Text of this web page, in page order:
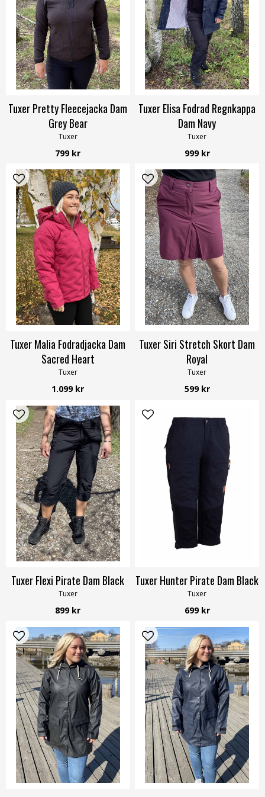
Tuxer Pretty Fleecejacka Dam
Grey Bear
Tuxer
799 kr
Tuxer Elisa Fodrad Regnkappa
Dam Navy
Tuxer
999 kr
Tuxer Malia Fodradjacka Dam
Sacred Heart
Tuxer
1.099 kr
Tuxer Siri Stretch Skort Dam
Royal
Tuxer
599 kr
Tuxer Flexi Pirate Dam Black
Tuxer
899 kr
Tuxer Hunter Pirate Dam Black
Tuxer
699 kr